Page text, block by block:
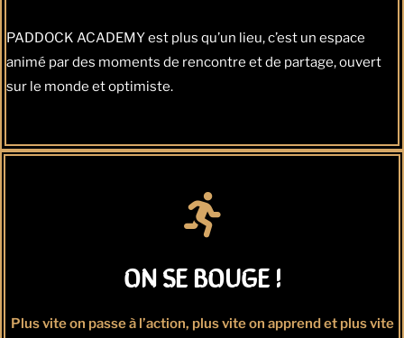
PADDOCK ACADEMY est plus qu’un lieu, c’est un espace
animé par des moments de rencontre et de partage, ouvert
sur le monde et optimiste.
ON SE BOUGE !
Plus vite on passe à l’action, plus vite on apprend et plus vite